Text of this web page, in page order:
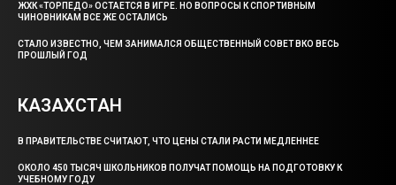
ЖХК «ТОРПЕДО» ОСТАЕТСЯ В ИГРЕ. НО ВОПРОСЫ К СПОРТИВНЫМ
ЧИНОВНИКАМ ВСЕ ЖЕ ОСТАЛИСЬ
СТАЛО ИЗВЕСТНО, ЧЕМ ЗАНИМАЛСЯ ОБЩЕСТВЕННЫЙ СОВЕТ ВКО ВЕСЬ
ПРОШЛЫЙ ГОД
КАЗАХСТАН
В ПРАВИТЕЛЬСТВЕ СЧИТАЮТ, ЧТО ЦЕНЫ СТАЛИ РАСТИ МЕДЛЕННЕЕ
ОКОЛО 450 ТЫСЯЧ ШКОЛЬНИКОВ ПОЛУЧАТ ПОМОЩЬ НА ПОДГОТОВКУ К
УЧЕБНОМУ ГОДУ